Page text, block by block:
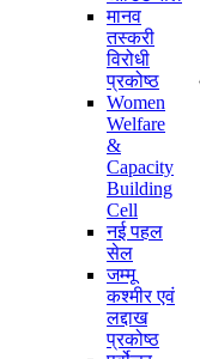
मानव
तस्करी
विरोधी
प्रकोष्ठ
Women
Welfare
&
Capacity
Building
Cell
नई पहल
सेल
जम्मू
कश्मीर एवं
लद्दाख
प्रकोष्ठ